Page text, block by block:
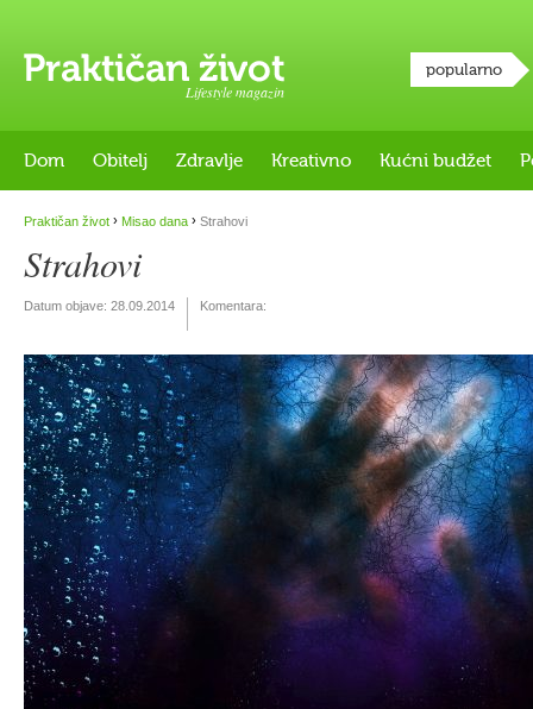
Lifestyle magazin
popularno
Dom Obitelj Zdravlje Kreativno Kućni budžet
Praktičan život › Misao dana › Strahovi
Strahovi
Datum objave: 28.09.2014 Komentara: